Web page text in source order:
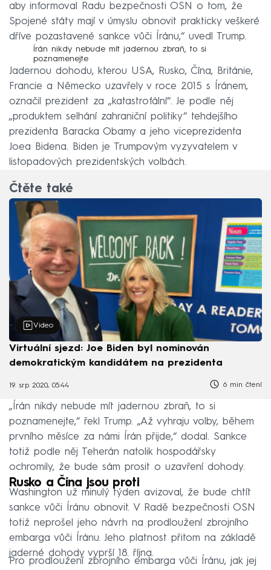
aby informoval Radu bezpečnosti OSN o tom, že
Spojené státy mají v úmyslu obnovit prakticky veškeré
dříve pozastavené sankce vůči Íránu,“ uvedl Trump.
Írán nikdy nebude mít jadernou zbraň, to si
poznamenejte
Jadernou dohodu, kterou USA, Rusko, Čína, Británie,
Francie a Německo uzavřely v roce 2015 s Íránem,
označil prezident za „katastrofální“. Je podle něj
„produktem selhání zahraniční politiky“ tehdejšího
prezidenta Baracka Obamy a jeho viceprezidenta
Joea Bidena. Biden je Trumpovým vyzyvatelem v
listopadových prezidentských volbách.
Čtěte také
Video
Virtuální sjezd: Joe Biden byl nominován
demokratickým kandidátem na prezidenta
19. srp 2020, 05:44 6 min čtení
„Írán nikdy nebude mít jadernou zbraň, to si
poznamenejte,“ řekl Trump. „Až vyhraju volby, během
prvního měsíce za námi Írán přijde,“ dodal. Sankce
totiž podle něj Teherán natolik hospodářsky
ochromily, že bude sám prosit o uzavření dohody.
Rusko a Čína jsou proti
Washington už minulý týden avizoval, že bude chtít
sankce vůči Íránu obnovit. V Radě bezpečnosti OSN
totiž neprošel jeho návrh na prodloužení zbrojního
embarga vůči Íránu. Jeho platnost přitom na základě
jaderné dohody vyprší 18. října.
Pro prodloužení zbrojního embarga vůči Íránu, jak jej